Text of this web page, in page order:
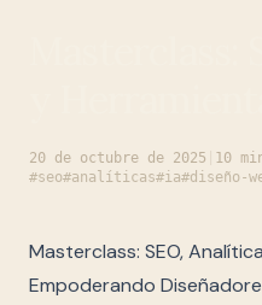
20 de octubre de 2025 10
#seo#analíticas#ia#diseño-
Masterclass: SEO,
Empoderando